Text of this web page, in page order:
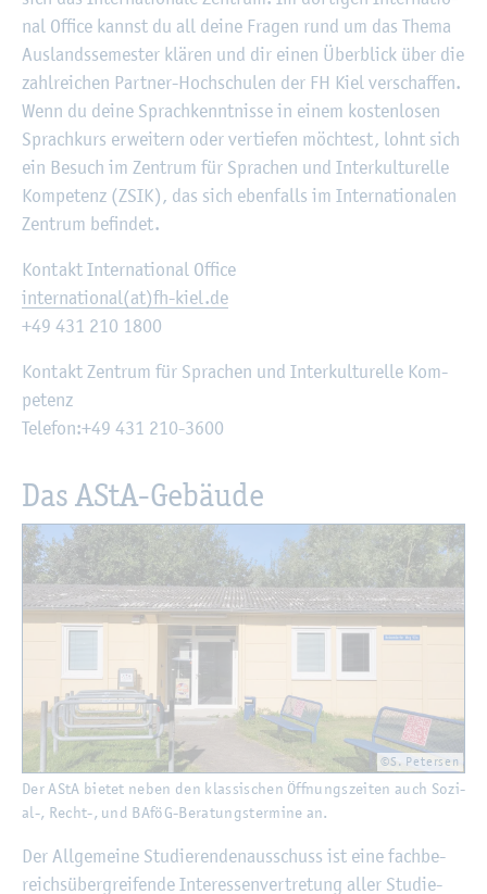
nal Of­fice kannst du all deine Fra­gen rund um das Thema
Aus­lands­se­mes­ter klä­ren und dir einen Über­blick über die
zahl­rei­chen Part­ner-Hoch­schu­len der FH Kiel ver­schaf­fen.
Wenn du deine Sprach­kennt­nis­se in einem kos­ten­lo­sen
Sprach­kurs er­wei­tern oder ver­tie­fen möch­test, lohnt sich
ein Be­such im Zen­trum für Spra­chen und In­ter­kul­tu­rel­le
Kom­pe­tenz (ZSIK), das sich eben­falls im In­ter­na­tio­na­len
Zen­trum be­fin­det.
Kon­takt In­ter­na­tio­nal Of­fice
in­ter­na­tio­nal(at)fh-kiel.de
+49 431 210 1800
Kon­takt Zen­trum für Spra­chen und In­ter­kul­tu­rel­le Kom­
pe­tenz
Te­le­fon:+49 431 210-3600
Das AStA-Ge­bäu­de
©S. Pe­ter­sen
Der AStA bie­tet neben den klas­si­schen Öff­nungs­zei­ten auch So­zi­
al-, Recht-, und BAföG-Be­ra­tungs­ter­mi­ne an.
Der All­ge­mei­ne Stu­die­ren­den­aus­schuss ist eine fach­be­
reichs­über­grei­fen­de In­ter­es­sen­ver­tre­tung aller Stu­die­